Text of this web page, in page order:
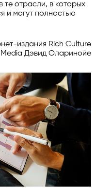
те отрасли, в которых
и могут полностью
издания Rich Culture
Media Дэвид Оларинойе